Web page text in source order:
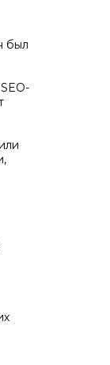
был